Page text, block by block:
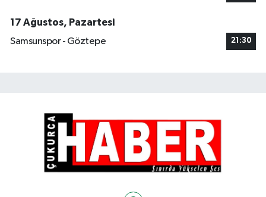
17 Ağustos, Pazartesi
Samsunspor - Göztepe
21:30